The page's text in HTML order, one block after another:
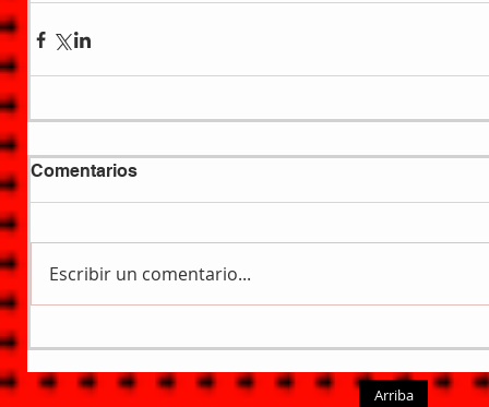
Comentarios
Escribir un comentario...
Arriba